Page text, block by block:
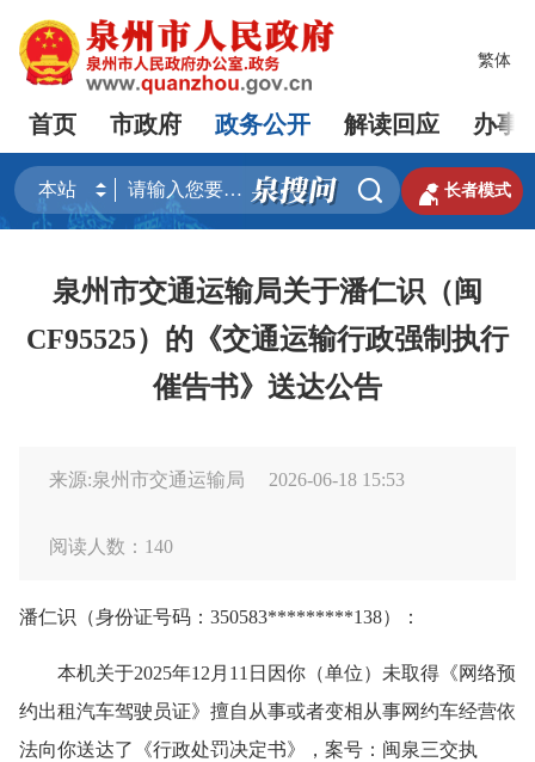
繁体
首页 市政府 政务公开 解读回应 办事
  长者模式
泉州市交通运输局关于潘仁识（闽
CF95525）的《交通运输行政强制执行
催告书》送达公告
来源:泉州市交通运输局 2026-06-18 15:53
阅读人数： 140
潘仁识（身份证号码：350583*********138）：
本机关于2025年12月11日因你（单位）未取得《网络预
约出租汽车驾驶员证》擅自从事或者变相从事网约车经营依
法向你送达了《行政处罚决定书》，案号：闽泉三交执